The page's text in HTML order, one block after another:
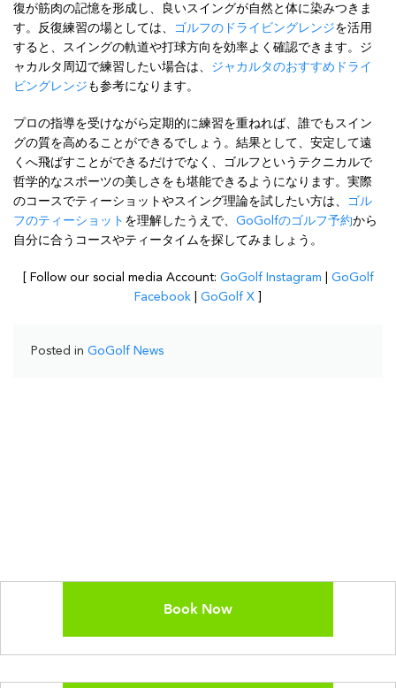
復が筋肉の記憶を形成し、良いスイングが自然と体に染みつきま
す。反復練習の場としては、 ゴルフのドライビングレンジを活用
すると、スイングの軌道や打球方向を効率よく確認できます。ジ
ャカルタ周辺で練習したい場合は、 ジャカルタのおすすめドライ
ビングレンジ も参考になります。
プロの指導を受けながら定期的に練習を重ねれば、誰でもスイン
グの質を高めることができるでしょう。結果として、安定して遠
くへ飛ばすことができるだけでなく、ゴルフというテクニカルで
哲学的なスポーツの美しさをも堪能できるようになります。実際
のコースでティーショットやスイング理論を試したい方は、 ゴル
フのティーショット を理解したうえで、 GoGolfのゴルフ予約から
自分に合うコースやティータイムを探してみましょう。
[ Follow our social media Account: GoGolf Instagram
GoGolf
Facebook
GoGolf X
Posted in GoGolf News
Book Now